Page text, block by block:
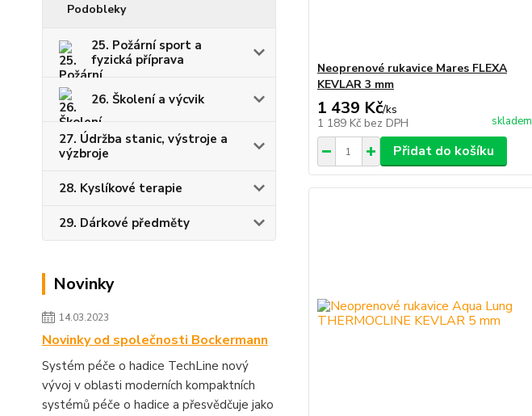
Podobleky
25. Požární sport a
fyzická příprava
26. Školení a výcvik
27. Údržba stanic, výstroje a
výzbroje
28. Kyslíkové terapie
29. Dárkové předměty
Novinky
14.03.2023
Novinky od společnosti Bockermann
Systém péče o hadice TechLine nový
vývoj v oblasti moderních kompaktních
systémů péče o hadice a přesvědčuje jako
Neoprenové rukavice Mares FLEXA
KEVLAR 3 mm
1 439 Kč/ks
1 189 Kč bez DPH skladem
Přidat do košíku